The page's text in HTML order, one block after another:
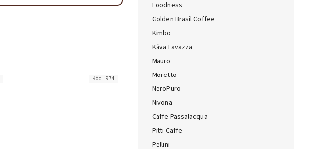
Foodness
Golden Brasil Coffee
Kimbo
Káva Lavazza
Mauro
Moretto
NeroPuro
Nivona
Caffe Passalacqua
Pitti Caffe
Pellini
Kód: 974